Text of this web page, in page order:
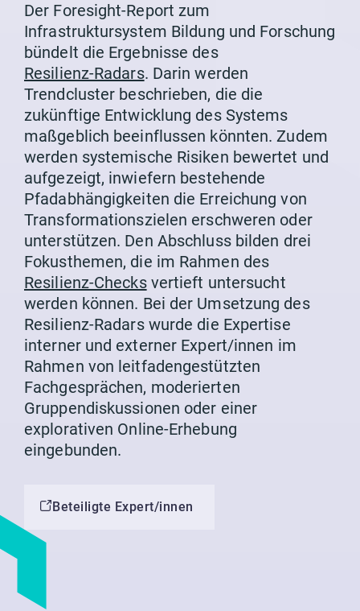
Der Foresight-Report zum
Infrastruktursystem Bildung und Forschung
bündelt die Ergebnisse des
Resilienz-Radars. Darin werden
Trendcluster beschrieben, die die
zukünftige Entwicklung des Systems
maßgeblich beeinflussen könnten. Zudem
werden systemische Risiken bewertet und
aufgezeigt, inwiefern bestehende
Pfadabhängigkeiten die Erreichung von
Transformationszielen erschweren oder
unterstützen. Den Abschluss bilden drei
Fokusthemen, die im Rahmen des
Resilienz-Checksvertieft untersucht
werden können. Bei der Umsetzung des
Resilienz-Radars wurde die Expertise
interner und externer Expert/innen im
Rahmen von leitfadengestützten
Fachgesprächen, moderierten
Gruppendiskussionen oder einer
explorativen Online-Erhebung
eingebunden.
Beteiligte Expert/innen